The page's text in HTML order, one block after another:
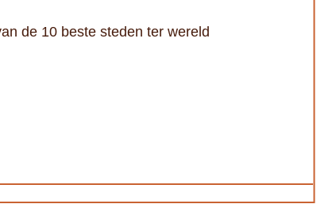
de 10 beste steden ter wereld